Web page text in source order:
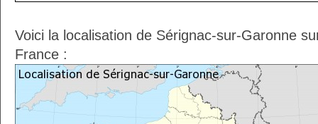
Voici la localisation de Sérignac-sur-Garonne
France :